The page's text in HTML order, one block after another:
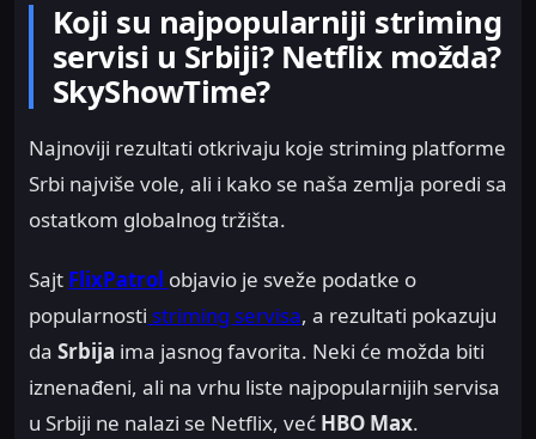
Koji su najpopularniji striming
servisi u Srbiji? Netflix možda?
SkyShowTime?
Najnoviji rezultati otkrivaju koje striming platforme
Srbi najviše vole, ali i kako se naša zemlja poredi sa
ostatkom globalnog tržišta.
Sajt FlixPatrol objavio je sveže podatke o
popularnosti striming servisa, a rezultati pokazuju
da Srbija ima jasnog favorita. Neki će možda biti
iznenađeni, ali na vrhu liste najpopularnijih servisa
u Srbiji ne nalazi se Netflix, već HBO Max.